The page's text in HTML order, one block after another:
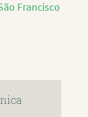
Francisco